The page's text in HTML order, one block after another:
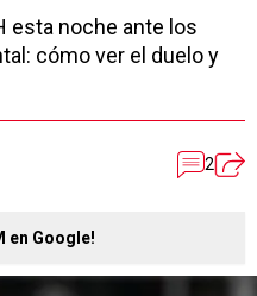
esta noche ante los
cómo ver el duelo y
2
en Google!